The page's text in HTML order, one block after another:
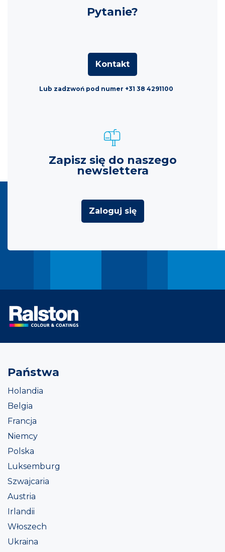
Pytanie?
Kontakt
Lub zadzwoń pod numer +31 38 4291100
Zapisz się do naszego
newslettera
Zaloguj się
Państwa
Holandia
Belgia
Francja
Niemcy
Polska
Luksemburg
Szwajcaria
Austria
Irlandii
Włoszech
Ukraina